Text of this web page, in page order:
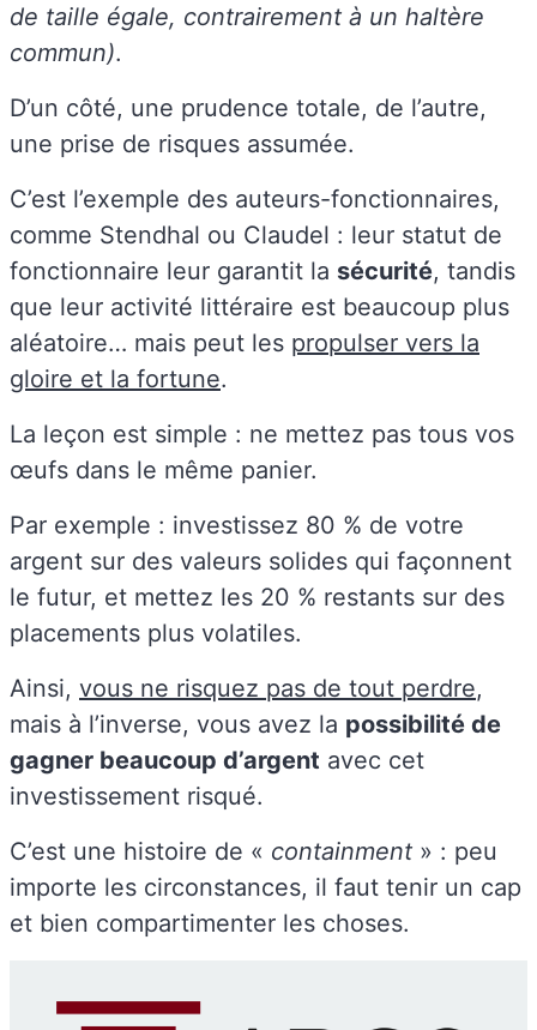
de taille égale, contrairement à un haltère
commun).
D’un côté, une prudence totale, de l’autre,
une prise de risques assumée.
C’est l’exemple des auteurs-fonctionnaires,
comme Stendhal ou Claudel : leur statut de
fonctionnaire leur garantit la sécurité, tandis
que leur activité littéraire est beaucoup plus
aléatoire… mais peut les propulser vers la
gloire et la fortune.
La leçon est simple : ne mettez pas tous vos
œufs dans le même panier.
Par exemple : investissez 80 % de votre
argent sur des valeurs solides qui façonnent
le futur, et mettez les 20 % restants sur des
placements plus volatiles.
Ainsi, vous ne risquez pas de tout perdre,
mais à l’inverse, vous avez la possibilité de
gagner beaucoup d’argent avec cet
investissement risqué.
C’est une histoire de « containment » : peu
importe les circonstances, il faut tenir un cap
et bien compartimenter les choses.